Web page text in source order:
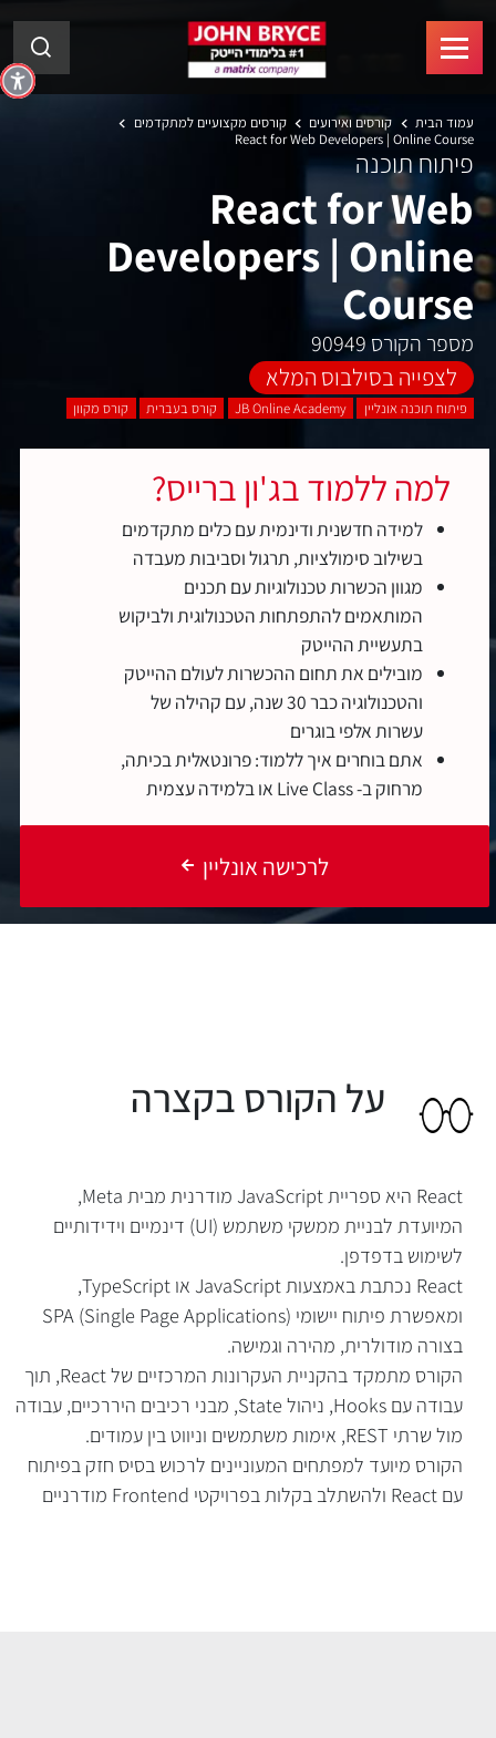
עמוד הבית קורסים ואירועים
קורסים מקצועיים למתקדמים
React for Web Developers | Online Course
פיתוח תוכנה
React for Web
Developers | Online
Course
מספר הקורס 90949
לצפייה בסילבוס המלא
פיתוח תוכנה אונליין JB Online Academy קורס בעברית קורס מקוון
למה ללמוד בג'ון ברייס?
למידה חדשנית ודינמית עם כלים מתקדמים
בשילוב סימולציות, תרגול וסביבות מעבדה
מגוון הכשרות טכנולוגיות עם תכנים
המותאמים להתפתחות הטכנולוגית ולביקוש
בתעשיית ההייטק
מובילים את תחום ההכשרות לעולם ההייטק
והטכנולוגיה כבר 30 שנה, עם קהילה של
עשרות אלפי בוגרים
אתם בוחרים איך ללמוד: פרונטאלית בכיתה,
מרחוק ב- Live Class או בלמידה עצמית
לרכישה אונליין
על הקורס בקצרה
React היא ספריית JavaScript מודרנית מבית Meta,
המיועדת לבניית ממשקי משתמש (UI) דינמיים וידידותיים
לשימוש בדפדפן.
React נכתבת באמצעות JavaScript או TypeScript,
ומאפשרת פיתוח יישומי SPA (Single Page Applications)
בצורה מודולרית, מהירה וגמישה.
הקורס מתמקד בהקניית העקרונות המרכזיים של React, תוך
עבודה עם Hooks, ניהול State, מבני רכיבים היררכיים, עבודה
מול שרתי REST, אימות משתמשים וניווט בין עמודים.
הקורס מיועד למפתחים המעוניינים לרכוש בסיס חזק בפיתוח
עם React ולהשתלב בקלות בפרויקטי Frontend מודרניים